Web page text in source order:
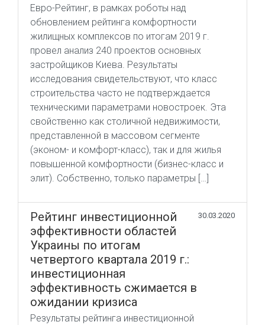
Евро-Рейтинг, в рамках роботы над
обновлением рейтинга комфортности
жилищных комплексов по итогам 2019 г.
провел анализ 240 проектов основных
застройщиков Киева. Результаты
исследования свидетельствуют, что класс
строительства часто не подтверждается
техническими параметрами новостроек. Эта
свойственно как столичной недвижимости,
представленной в массовом сегменте
(эконом- и комфорт-класс), так и для жилья
повышенной комфортности (бизнес-класс и
элит). Собственно, только параметры […]
Рейтинг инвестиционной
эффективности областей
Украины по итогам
четвертого квартала 2019 г.:
инвестиционная
эффективность сжимается в
ожидании кризиса
30.03.2020
Результаты рейтинга инвестиционной